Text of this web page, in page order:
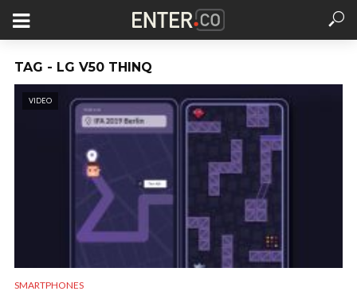
TAG - LG V50 THINQ
VIDEO
SMARTPHONES